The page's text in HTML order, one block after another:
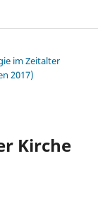
im Zeitalter
2017)
Kirche